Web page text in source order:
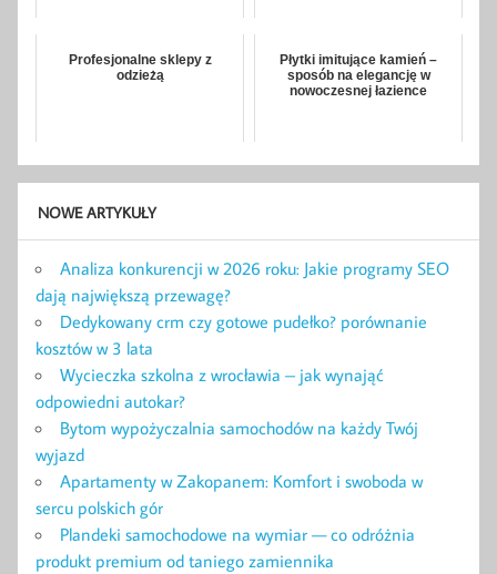
Profesjonalne sklepy z
odzieżą
Płytki imitujące kamień –
sposób na elegancję w
nowoczesnej łazience
NOWE ARTYKUŁY
Analiza konkurencji w 2026 roku: Jakie programy SEO
dają największą przewagę?
Dedykowany crm czy gotowe pudełko? porównanie
kosztów w 3 lata
Wycieczka szkolna z wrocławia – jak wynająć
odpowiedni autokar?
Bytom wypożyczalnia samochodów na każdy Twój
wyjazd
Apartamenty w Zakopanem: Komfort i swoboda w
sercu polskich gór
Plandeki samochodowe na wymiar — co odróżnia
produkt premium od taniego zamiennika